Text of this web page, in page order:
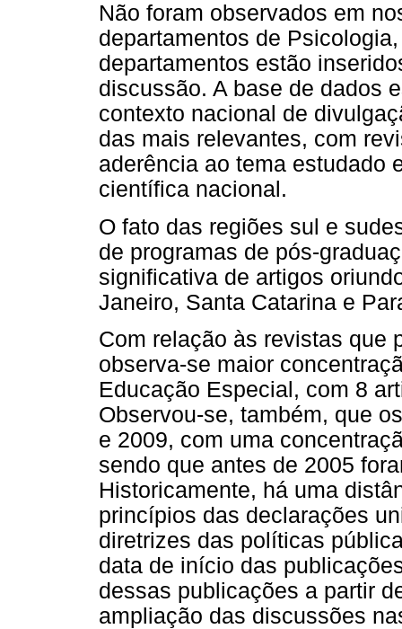
Não foram observados em
departamentos de
departamentos estão
discussão. A base de dados
contexto nacional de
das mais relevantes, com
aderência ao tema estudado
científica nacional.
O fato das regiões sul e
de programas de pós-
significativa de artigos
Janeiro, Santa Catarina e
Com relação às revistas que
observa-se maior
Educação Especial, com 8
Observou-se, também, que
e 2009, com uma
sendo que antes de 2005
Historicamente, há uma
princípios das declarações
diretrizes das políticas
data de início das
dessas publicações a partir
ampliação das discussões